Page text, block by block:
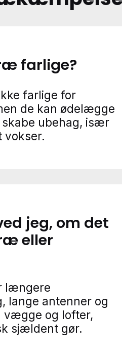
farlige?
farlige for
de kan ødelægge
skabe ubehag, især
vokser.
jeg, om det
eller
længere
lange antenner og
vægge og lofter,
sjældent gør.